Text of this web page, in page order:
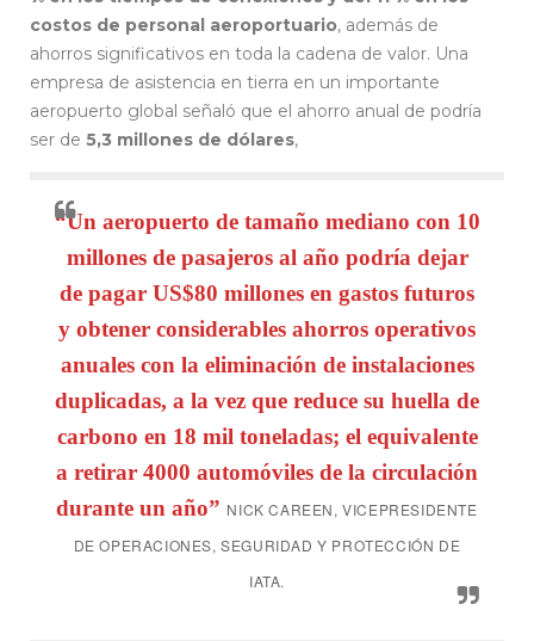
costos de personal aeroportuario, además de
ahorros significativos en toda la cadena de valor. Una
empresa de asistencia en tierra en un importante
aeropuerto global señaló que el ahorro anual de podría
ser de 5,3 millones de dólares,
“Un aeropuerto de tamaño mediano con 10
millones de pasajeros al año podría dejar
de pagar US$80 millones en gastos futuros
y obtener considerables ahorros operativos
anuales con la eliminación de instalaciones
duplicadas, a la vez que reduce su huella de
carbono en 18 mil toneladas; el equivalente
a retirar 4000 automóviles de la circulación
durante un año” NICK CAREEN, VICEPRESIDENTE
DE OPERACIONES, SEGURIDAD Y PROTECCIÓN DE
IATA.